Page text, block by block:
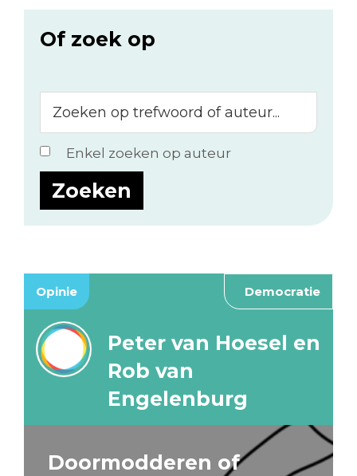
Of zoek op
op
trefwoord
of
auteur...
Enkel zoeken op auteur
Opinie Democratie
Peter van Hoesel en
Rob van
Engelenburg
Doormodderen of